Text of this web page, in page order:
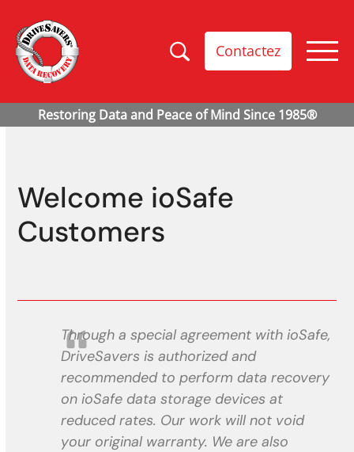
Contactez
Welcome ioSafe
Customers
Through a special agreement with ioSafe,
DriveSavers is authorized and
recommended to perform data recovery
on ioSafe data storage devices at
reduced rates. Our work will not void
your original warranty. We are also